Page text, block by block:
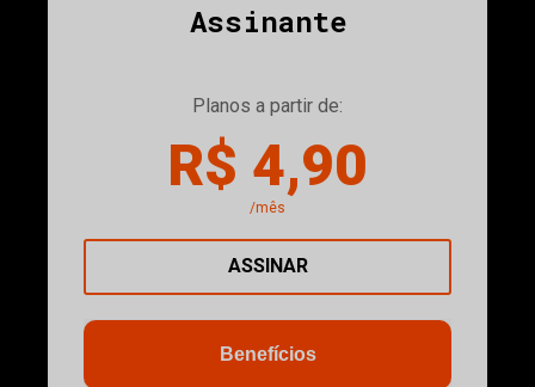
Assinante
Planos a partir de:
R$ 4,90
/mês
ASSINAR
Benefícios